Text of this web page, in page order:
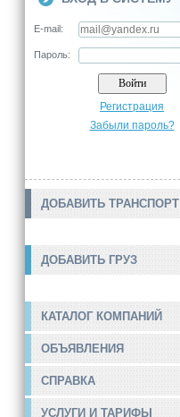
E-mail:
Пароль:
Регистрация
Забыли пароль?
ДОБАВИТЬ ТРАНСПОРТ
ДОБАВИТЬ ГРУЗ
КАТАЛОГ КОМПАНИЙ
ОБЪЯВЛЕНИЯ
СПРАВКА
УСЛУГИ И ТАРИФЫ